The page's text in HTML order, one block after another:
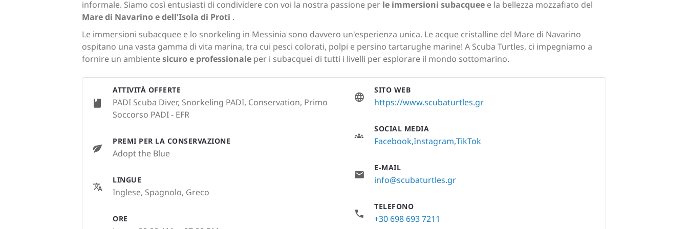
informale. Siamo così entusiasti di condividere con voi la nostra passione per le immersioni subacquee e la bellezza mozzafiato del
Mare di Navarino e dell'Isola di Proti .
Le immersioni subacquee e lo snorkeling in Messinia sono davvero un'esperienza unica. Le acque cristalline del Mare di Navarino
ospitano una vasta gamma di vita marina, tra cui pesci colorati, polpi e persino tartarughe marine! A Scuba Turtles, ci impegniamo a
fornire un ambientesicuro e professionale per i subacquei di tutti i livelli per esplorare il mondo sottomarino.
ATTIVITÀ OFFERTE
PADI Scuba Diver, Snorkeling PADI, Conservation, Primo
Soccorso PADI - EFR
PREMI PER LA CONSERVAZIONE
Adopt the Blue
LINGUE
Inglese, Spagnolo, Greco
ORE
SITO WEB
https://www.scubaturtles.gr
SOCIAL MEDIA
FacebookInstagram TikTok
E-MAIL
info@scubaturtles.gr
TELEFONO
+30 698 693 7211